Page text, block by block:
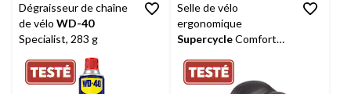
Dégraisseur de chaîne
de vélo WD-40
Specialist, 283 g
Selle de vélo
ergonomique
SupercycleComfort
grandeur, imperméable,
noir